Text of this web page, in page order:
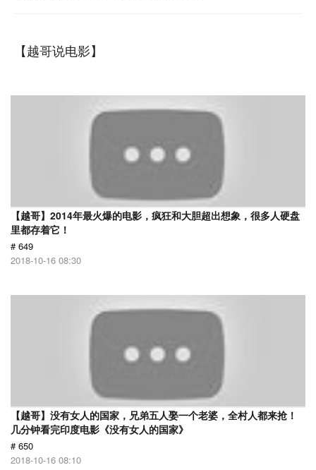
【越哥说电影】
【越哥】2014年最火爆的电影，疯狂和大胆超出想象，很多人硬盘
里都存着它！
# 649
2018-10-16 08:30
【越哥】没有女人的国家，兄弟五人娶一个老婆，全村人都来抢！
几分钟看完印度电影《没有女人的国家》
# 650
2018-10-16 08:10